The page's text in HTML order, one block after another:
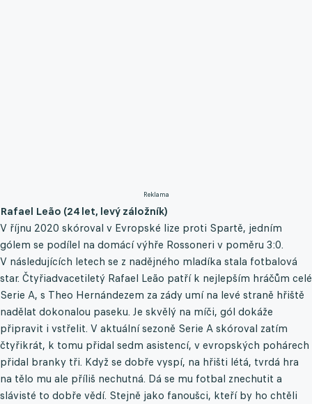
Reklama
Rafael Leão (24 let, levý záložník)
V říjnu 2020 skóroval v Evropské lize proti Spartě, jedním
gólem se podílel na domácí výhře Rossoneri v poměru 3:0.
V následujících letech se z nadějného mladíka stala fotbalová
star. Čtyřiadvacetiletý Rafael Leão patří k nejlepším hráčům celé
Serie A, s Theo Hernándezem za zády umí na levé straně hřiště
nadělat dokonalou paseku. Je skvělý na míči, gól dokáže
připravit i vstřelit. V aktuální sezoně Serie A skóroval zatím
čtyřikrát, k tomu přidal sedm asistencí, v evropských pohárech
přidal branky tři. Když se dobře vyspí, na hřišti létá, tvrdá hra
na tělo mu ale příliš nechutná. Dá se mu fotbal znechutit a
slávisté to dobře vědí. Stejně jako fanoušci, kteří by ho chtěli